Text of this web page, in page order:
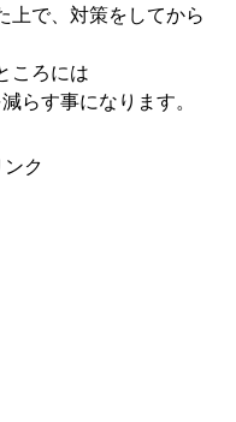
上で、対策をしてから
ころには
らす事になります。
ク